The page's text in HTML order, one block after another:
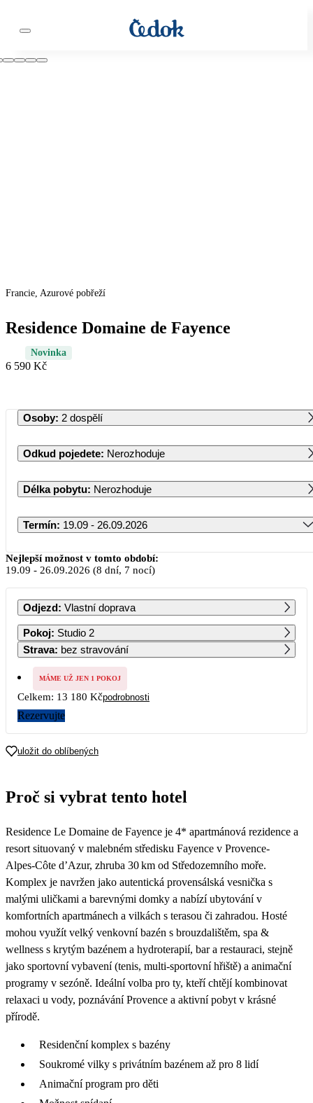
Francie, Azurové pobřeží
Residence Domaine de Fayence
Novinka
6 590 Kč
Osoby: 2 dospělí
Odkud pojedete: Nerozhoduje
Délka pobytu: Nerozhoduje
Termín: 19.09 - 26.09.2026
Září 2026
PO ÚT ST ČT PÁ SO NE
1 2 3 4 5 6
7 8 9 10 11 12 13
14 15 16
21 22 23 24 25 26 27
Nejlepší možnost v tomto období:
19.09 - 26.09.2026 (8 dní, 7 nocí)
Odjezd: Vlastní doprava
Pokoj: Studio 2
Strava: bez stravování
MÁME UŽ JEN 1 POKOJ
Celkem: 13 180 Kčpodrobnosti
Rezervujte
uložit do oblíbených
Proč si vybrat tento hotel
Residence Le Domaine de Fayence je 4* apartmánová rezidence a
resort situovaný v malebném středisku Fayence v Provence-
Alpes‑Côte d’Azur, zhruba 30 km od Středozemního moře.
Komplex je navržen jako autentická provensálská vesnička s
malými uličkami a barevnými domky a nabízí ubytování v
komfortních apartmánech a vilkách s terasou či zahradou. Hosté
mohou využít velký venkovní bazén s brouzdalištěm, spa &
wellness s krytým bazénem a hydroterapií, bar a restauraci, stejně
jako sportovní vybavení (tenis, multi‑sportovní hřiště) a animační
programy v sezóně. Ideální volba pro ty, kteří chtějí kombinovat
relaxaci u vody, poznávání Provence a aktivní pobyt v krásné
přírodě.
Residenční komplex s bazény
Soukromé vilky s privátním bazénem až pro 8 lidí
Animační program pro děti